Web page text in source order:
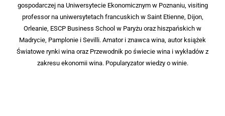
gospodarczej na Uniwersytecie Ekonomicznym w Poznaniu, visiting
professor na uniwersytetach francuskich w Saint Etienne, Dijon,
Orleanie, ESCP Business School w Paryżu oraz hiszpańskich w
Madrycie, Pamplonie i Sevilli. Amator i znawca wina, autor książek
Światowe rynki wina oraz Przewodnik po świecie wina i wykładów z
zakresu ekonomii wina. Popularyzator wiedzy o winie.